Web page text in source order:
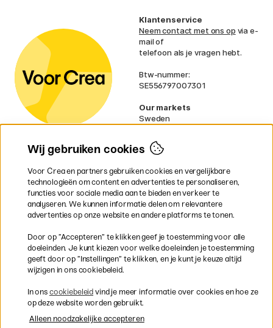
Klantenservice
Neem contact met ons op via e-
mail of
telefoon als je vragen hebt.
Btw-nummer:
SE556797007301
Our markets
Sweden
Denmark
Finland
Ireland
Germany
UK
EU
gelden voor volumineuze producten.
Snel en veilig met creditcard of iDEAL
Wij gebruiken cookies
Voor Crea en partners gebruiken cookies en vergelijkbare
technologieën om content en advertenties te personaliseren,
functies voor sociale media aan te bieden en verkeer te
analyseren. We kunnen informatie delen om relevantere
advertenties op onze website en andere platforms te tonen.
Door op ”Accepteren” te klikken geef je toestemming voor alle
doeleinden. Je kunt kiezen voor welke doeleinden je toestemming
geeft door op ”Instellingen” te klikken, en je kunt je keuze altijd
wijzigen in ons cookiebeleid.
In ons cookiebeleid vind je meer informatie over cookies en hoe ze
op deze website worden gebruikt.
Alleen noodzakelijke accepteren